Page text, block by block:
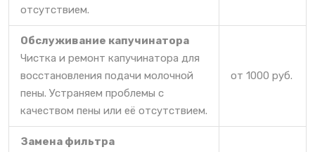
отсутствием.
Обслуживание капучинатора
Чистка и ремонт капучинатора для
восстановления подачи молочной
пены. Устраняем проблемы с
качеством пены или её отсутствием.
от 1000 руб.
Замена фильтра